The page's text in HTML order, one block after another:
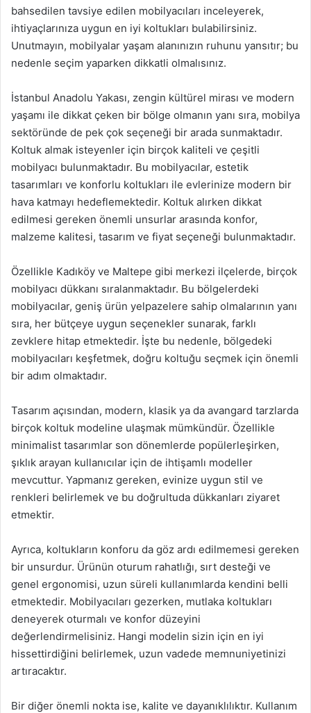
bahsedilen tavsiye edilen mobilyacıları inceleyerek,
ihtiyaçlarınıza uygun en iyi koltukları bulabilirsiniz.
Unutmayın, mobilyalar yaşam alanınızın ruhunu yansıtır; bu
nedenle seçim yaparken dikkatli olmalısınız.
İstanbul Anadolu Yakası, zengin kültürel mirası ve modern
yaşamı ile dikkat çeken bir bölge olmanın yanı sıra, mobilya
sektöründe de pek çok seçeneği bir arada sunmaktadır.
Koltuk almak isteyenler için birçok kaliteli ve çeşitli
mobilyacı bulunmaktadır. Bu mobilyacılar, estetik
tasarımları ve konforlu koltukları ile evlerinize modern bir
hava katmayı hedeflemektedir. Koltuk alırken dikkat
edilmesi gereken önemli unsurlar arasında konfor,
malzeme kalitesi, tasarım ve fiyat seçeneği bulunmaktadır.
Özellikle Kadıköy ve Maltepe gibi merkezi ilçelerde, birçok
mobilyacı dükkanı sıralanmaktadır. Bu bölgelerdeki
mobilyacılar, geniş ürün yelpazelere sahip olmalarının yanı
sıra, her bütçeye uygun seçenekler sunarak, farklı
zevklere hitap etmektedir. İşte bu nedenle, bölgedeki
mobilyacıları keşfetmek, doğru koltuğu seçmek için önemli
bir adım olmaktadır.
Tasarım açısından, modern, klasik ya da avangard tarzlarda
birçok koltuk modeline ulaşmak mümkündür. Özellikle
minimalist tasarımlar son dönemlerde popülerleşirken,
şıklık arayan kullanıcılar için de ihtişamlı modeller
mevcuttur. Yapmanız gereken, evinize uygun stil ve
renkleri belirlemek ve bu doğrultuda dükkanları ziyaret
etmektir.
Ayrıca, koltukların konforu da göz ardı edilmemesi gereken
bir unsurdur. Ürünün oturum rahatlığı, sırt desteği ve
genel ergonomisi, uzun süreli kullanımlarda kendini belli
etmektedir. Mobilyacıları gezerken, mutlaka koltukları
deneyerek oturmalı ve konfor düzeyini
değerlendirmelisiniz. Hangi modelin sizin için en iyi
hissettirdiğini belirlemek, uzun vadede memnuniyetinizi
artıracaktır.
Bir diğer önemli nokta ise, kalite ve dayanıklılıktır. Kullanım